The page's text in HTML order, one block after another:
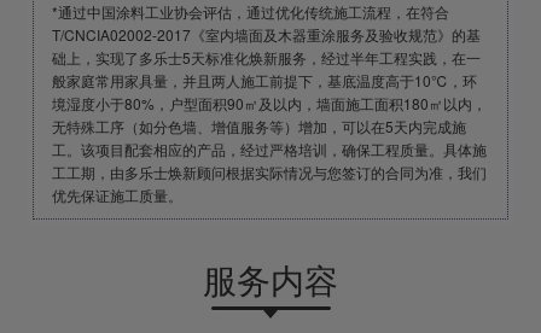
*通过中国涂料工业协会评估，通过优化传统施工流程，在符合
T/CNCIA02002-2017《室内墙面及木器重涂服务及验收规范》的基
础上，实现了多乐士5天标准化焕新服务，经过半年工程实践，在一
般家庭常用家具量，并且两人施工前提下，基底温度高于10℃，环
境湿度小于80%，户型面积90㎡及以内，墙面施工面积180㎡以内，
无特殊工序（如分色墙、增值服务等）增加，可以在5天内完成施
工。该项目配套相应的产品，经过严格培训，确保工程质量。具体施
工工期，由多乐士焕新顾问根据实际情况与您签订的合同为准，我们
优先保证施工质量。
服务内容